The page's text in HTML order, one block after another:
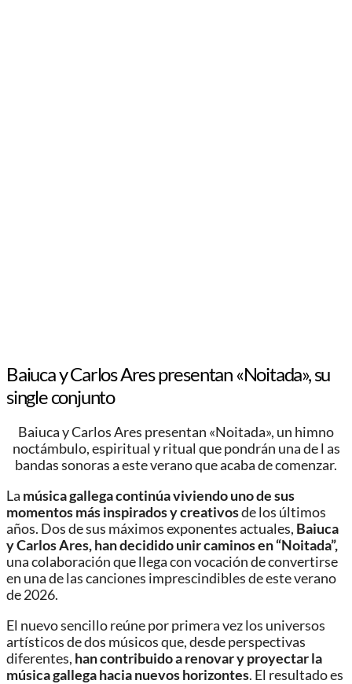
Baiuca y Carlos Ares presentan «Noitada», su
single conjunto
Baiuca y Carlos Ares presentan «Noitada», un himno
noctámbulo, espiritual y ritual que pondrán una de l as
bandas sonoras a este verano que acaba de comenzar.
La música gallega continúa viviendo uno de sus
momentos más inspirados y creativosde los últimos
años. Dos de sus máximos exponentes actuales, Baiuca
y Carlos Ares, han decidido unir caminos en “Noitada”,
una colaboración que llega con vocación de convertirse
en una de las canciones imprescindibles de este verano
de 2026.
El nuevo sencillo reúne por primera vez los universos
artísticos de dos músicos que, desde perspectivas
diferentes, han contribuido a renovar y proyectar la
música gallega hacia nuevos horizontes. El resultado es